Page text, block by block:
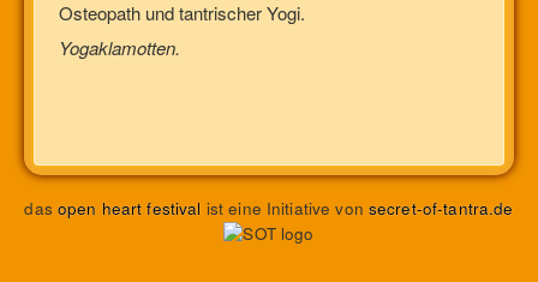
Osteopath und tantrischer Yogi.
Yogaklamotten.
das open heart festival ist eine Initiative von secret-of-tantra.de